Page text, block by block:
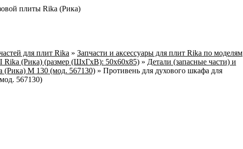
плиты Rika (Рика)
для плит Rika » Запчасти и аксессуары для плит Rika по моделям
(Рика) (размер (ШхГхВ): 50х60х85) » Детали (запасные части) и
(Рика) М 130 (мод. 567130) » Противень для духового шкафа для
567130)